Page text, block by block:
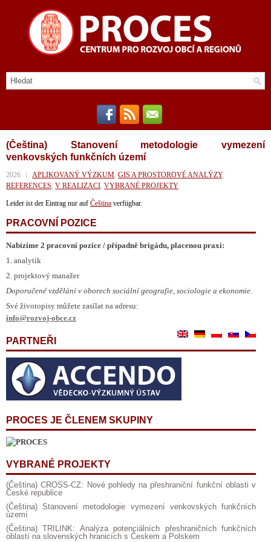
(Čeština) Stanovení metodologie vymezení
venkovských funkčních území
2026 APLIKOVANÝ VÝZKUM, GIS A PROSTOROVÉ ANALÝZY,
REFERENCES, V REALIZACI, VYBRANÉ PROJEKTY
Leider ist der Eintrag nur auf Čeština verfügbar.
PRACOVNÍ POZICE
Nabízíme 2 pracovní pozice / případně brigádu, placenou praxi:
1. analytik
2. projektový manažer
Doporučené vzdělání v oborech sociální geografie, sociologie a ekonomie.
Své životopisy můžete zasílat na adresu:
info@rozvoj-obce.cz
PARTNEŘI
PROCES JE ČLENEM SKUPINY
VYBRANÉ PROJEKTY
(Čeština) CROSS-CZ: Nové pohledy na přeshraniční funkční oblasti v
České republice
(Čeština) Stanovení metodologie vymezení venkovských funkčních
území
(Čeština) TRILINK: Analýza potenciálních přeshraničních funkčních
oblastí na slovenských hranicích s Českem a Polskem